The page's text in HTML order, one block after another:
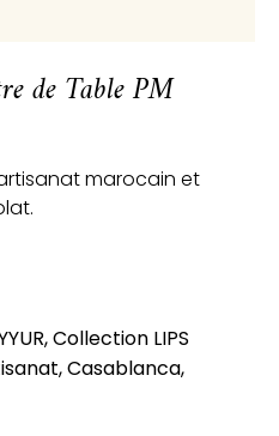
de Table PM
marocain et
,Collection LIPS
,Casablanca,